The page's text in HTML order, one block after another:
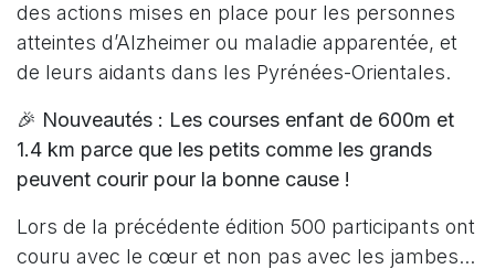
des actions mises en place pour les personnes
atteintes d’Alzheimer ou maladie apparentée, et
de leurs aidants dans les Pyrénées-Orientales.
🎉 Nouveautés : Les courses enfant de 600m et
1.4 km parce que les petits comme les grands
peuvent courir pour la bonne cause !
Lors de la précédente édition 500 participants ont
couru avec le cœur et non pas avec les jambes...